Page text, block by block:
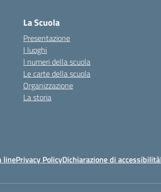
La Scuola
Presentazione
I luoghi
I numeri della scuola
Le carte della scuola
Organizzazione
La storia
linePrivacy PolicyDichiarazione di accessibilità